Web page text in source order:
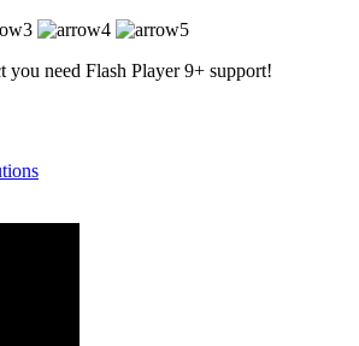
need Flash Player 9+ support!